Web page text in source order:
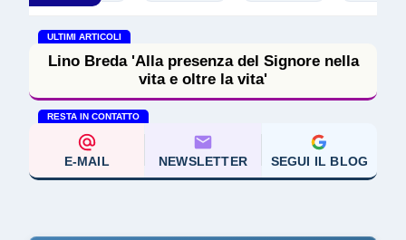
ULTIMI ARTICOLI
Lino Breda 'Alla presenza del Signore nella
vita e oltre la vita'
RESTA IN CONTATTO
E-MAIL NEWSLETTER SEGUI IL BLOG